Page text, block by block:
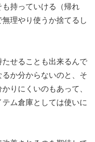
持っていける（帰れ
理やり使うか捨てるし
せることも出来るんで
か分からないのと、そ
りにくいのもあって、
テム倉庫としては使いに